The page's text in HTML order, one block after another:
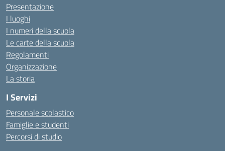
Presentazione
I luoghi
I numeri della scuola
Le carte della scuola
Regolamenti
Organizzazione
La storia
I Servizi
Personale scolastico
Famiglie e studenti
Percorsi di studio